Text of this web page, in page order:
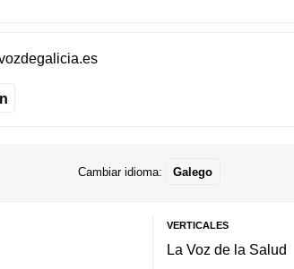
Cambiar idioma: Galego
VERTICALES
La Voz de la Salud